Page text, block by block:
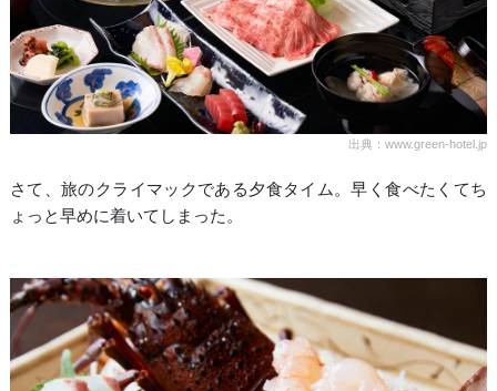
出典：www.green-hotel.jp
さて、旅のクライマックである夕食タイム。早く食べたくてち
ょっと早めに着いてしまった。